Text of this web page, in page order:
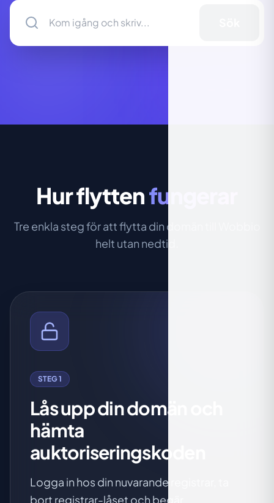
Hur flyttenfungerar
Tre enkla steg för att flytta din domän till Wobbio
helt utan nedtid.
STEG 1
Lås upp din domän och
hämta
auktoriseringskoden
Logga in hos din nuvarande registrar, ta
bort registrar-låset och begär